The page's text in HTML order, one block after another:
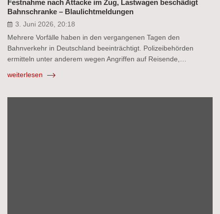
Festnahme nach Attacke im Zug, Lastwagen beschädigt
Bahnschranke – Blaulichtmeldungen
3. Juni 2026, 20:18
Mehrere Vorfälle haben in den vergangenen Tagen den
Bahnverkehr in Deutschland beeinträchtigt. Polizeibehörden
ermitteln unter anderem wegen Angriffen auf Reisende,…
weiterlesen